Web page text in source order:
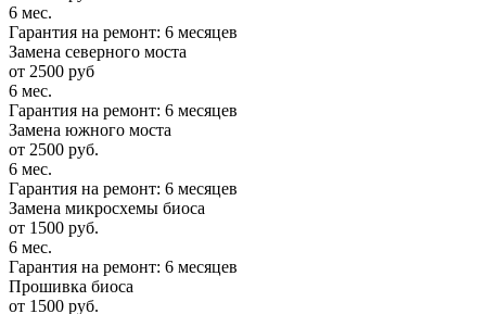
6 мес.
Гарантия на ремонт: 6 месяцев
Замена северного моста
от 2500 руб
6 мес.
Гарантия на ремонт: 6 месяцев
Замена южного моста
от 2500 руб.
6 мес.
Гарантия на ремонт: 6 месяцев
Замена микросхемы биоса
от 1500 руб.
6 мес.
Гарантия на ремонт: 6 месяцев
Прошивка биоса
от 1500 руб.